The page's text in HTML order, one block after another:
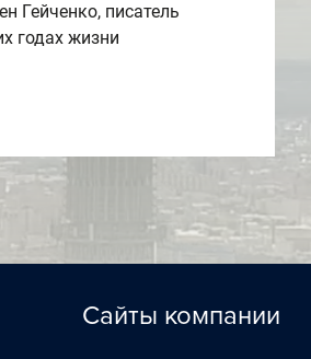
Гейченко, писатель
годах жизни
Сайты компании